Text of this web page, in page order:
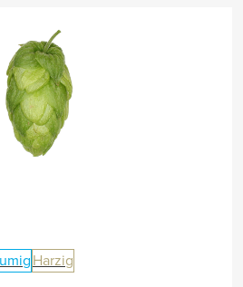
Harzig